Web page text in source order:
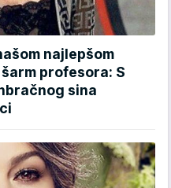
najlepšom
profesora: S
sina